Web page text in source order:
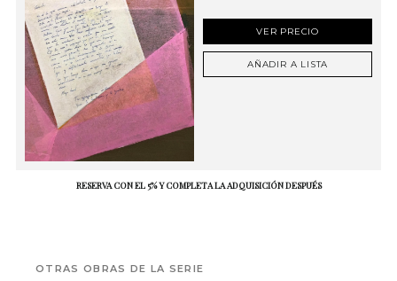
VER PRECIO
AÑADIR A LISTA
RESERVA CON EL 5% Y COMPLETA LA ADQUISICIÓN DESPUÉS
OTRAS OBRAS DE LA SERIE